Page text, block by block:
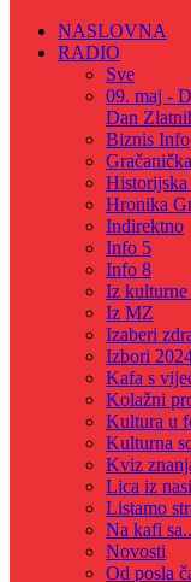
NASLOVNA
RADIO
Sve
09. maj -
Dan
Biznis Info
Historijska
Hronika
Indirektno
Info 5
Info 8
Iz
Iz MZ
Izaberi
Izbori
Kafa s
Kolažni
Kultura u
Kulturna
Kviz
Lica iz
Listamo
Na kafi
Novosti
Od posla